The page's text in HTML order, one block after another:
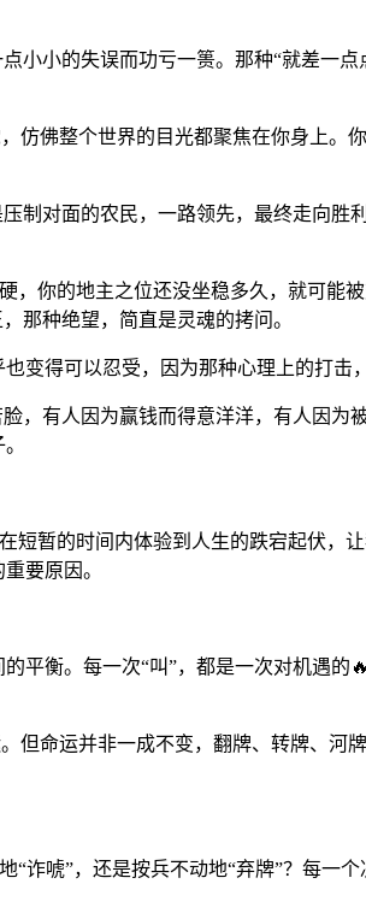
小小的失误而功亏一篑。那种“就差一
仿佛整个世界的目光都聚焦在你身上。
制对面的农民，一路领先，最终走向胜
，你的地主之位还没坐稳多久，就可能
那种绝望，简直是灵魂的拷问。
得可以忍受，因为那种心理上的打击
，有人因为赢钱而得意洋洋，有人因为
短暂的时间内体验到人生的跌宕起伏，
要原因。
平衡。每一次“叫”，都是一次对机遇的
但命运并非一成不变，翻牌、转牌、河
诈唬”，还是按兵不动地“弃牌”？每一